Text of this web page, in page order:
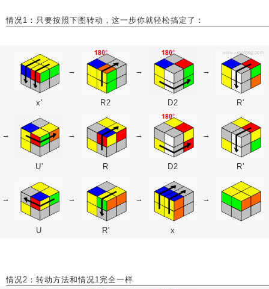
情况1：只要按照下图转动，这一步你就轻松搞定了：
→ → →
x' R2 D2 R'
→ → → →
U' R D2 R'
→ → → →
U R' x
情况2：转动方法和情况1完全一样